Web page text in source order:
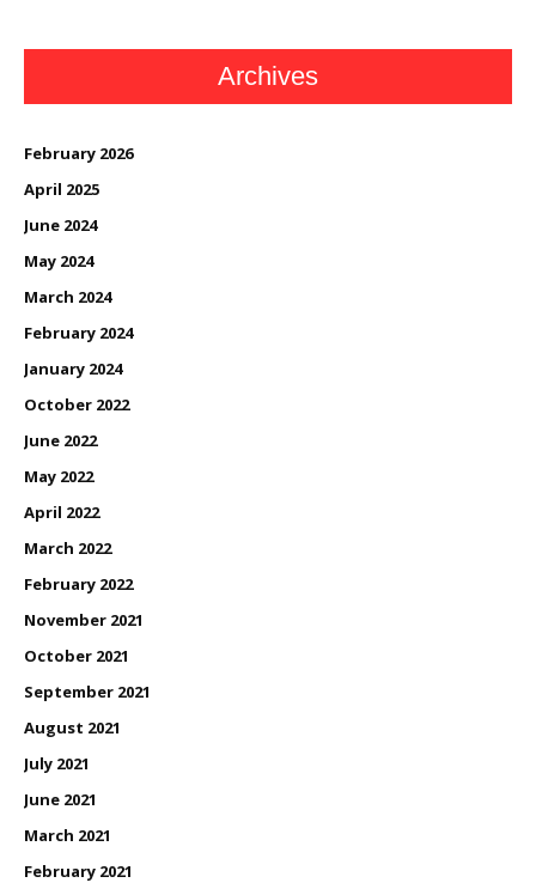
Archives
February 2026
April 2025
June 2024
May 2024
March 2024
February 2024
January 2024
October 2022
June 2022
May 2022
April 2022
March 2022
February 2022
November 2021
October 2021
September 2021
August 2021
July 2021
June 2021
March 2021
February 2021